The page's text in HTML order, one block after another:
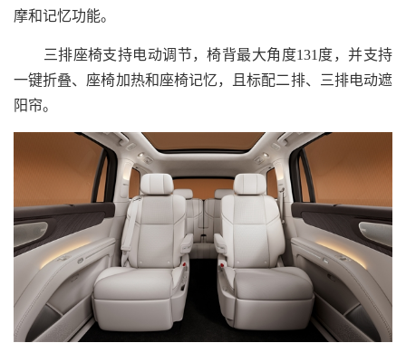
摩和记忆功能。
三排座椅支持电动调节，椅背最大角度131度，并支持
一键折叠、座椅加热和座椅记忆，且标配二排、三排电动遮
阳帘。